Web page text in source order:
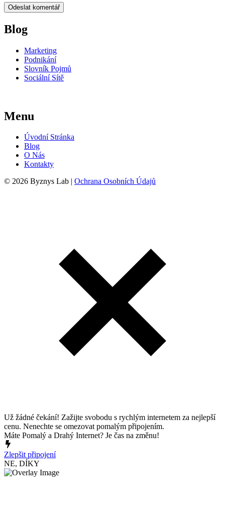
Blog
Marketing
Podnikání
Slovník Pojmů
Sociální Sítě
Menu
Úvodní Stránka
Blog
O Nás
Kontakty
© 2026 Byznys Lab | Ochrana Osobních Údajů
Už žádné čekání! Zažijte svobodu s rychlým internetem za nejlepší
cenu. Nenechte se omezovat pomalým připojením.
Máte Pomalý a Drahý Internet? Je čas na změnu!
Zlepšit připojení
NE, DÍKY